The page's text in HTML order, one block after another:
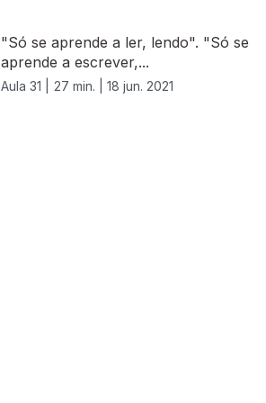
"Só se aprende a ler, lendo". "Só se
aprende a escrever,...
Aula 31 | 27 min. | 18 jun. 2021